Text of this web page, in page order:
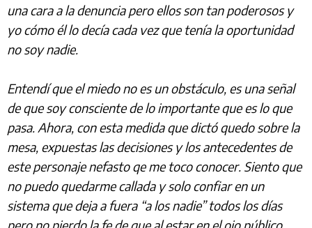
una cara a la denuncia pero ellos son tan poderosos y
yo cómo él lo decía cada vez que tenía la oportunidad
no soy nadie.
Entendí que el miedo no es un obstáculo, es una señal
de que soy consciente de lo importante que es lo que
pasa. Ahora, con esta medida que dictó quedo sobre la
mesa, expuestas las decisiones y los antecedentes de
este personaje nefasto qe me toco conocer. Siento que
no puedo quedarme callada y solo confiar en un
sistema que deja a fuera “a los nadie” todos los días